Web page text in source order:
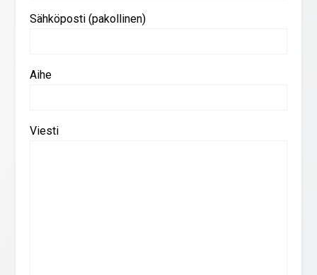
Sähköposti (pakollinen)
Aihe
Viesti